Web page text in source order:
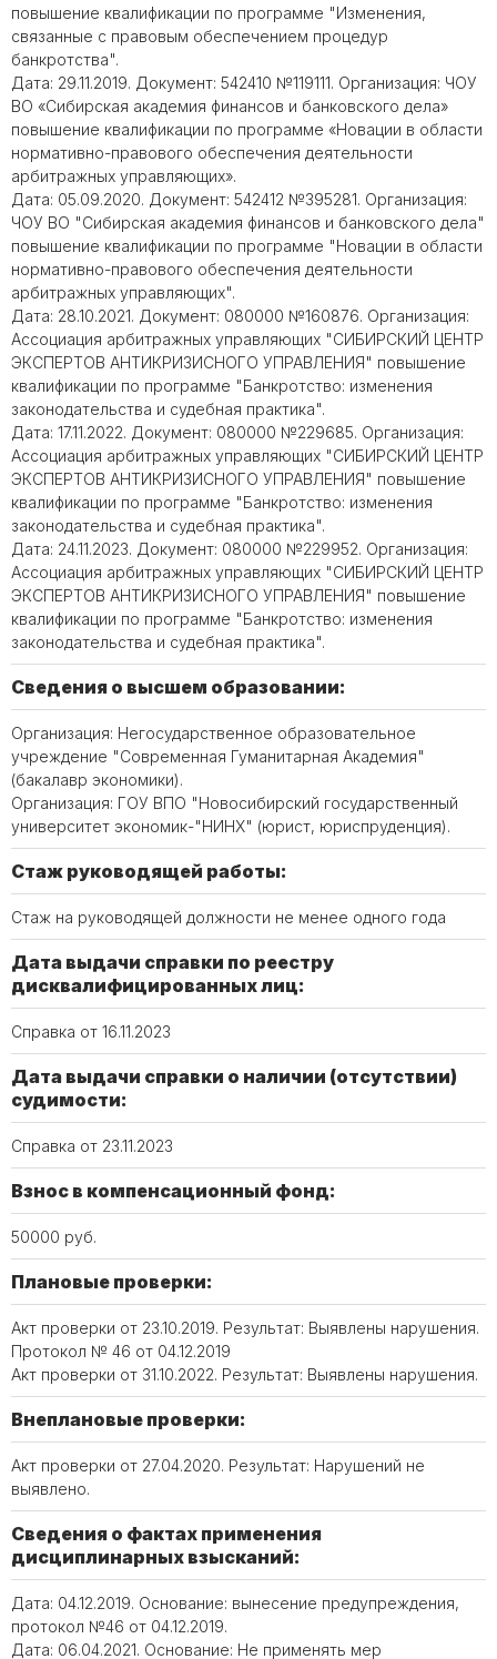
повышение квалификации по программе "Изменения,
связанные с правовым обеспечением процедур
банкротства".
Дата: 29.11.2019. Документ: 542410 №119111. Организация: ЧОУ
ВО «Сибирская академия финансов и банковского дела»
повышение квалификации по программе «Новации в области
нормативно-правового обеспечения деятельности
арбитражных управляющих».
Дата: 05.09.2020. Документ: 542412 №395281. Организация:
ЧОУ ВО "Сибирская академия финансов и банковского дела"
повышение квалификации по программе "Новации в области
нормативно-правового обеспечения деятельности
арбитражных управляющих".
Дата: 28.10.2021. Документ: 080000 №160876. Организация:
Ассоциация арбитражных управляющих "СИБИРСКИЙ ЦЕНТР
ЭКСПЕРТОВ АНТИКРИЗИСНОГО УПРАВЛЕНИЯ" повышение
квалификации по программе "Банкротство: изменения
законодательства и судебная практика".
Дата: 17.11.2022. Документ: 080000 №229685. Организация:
Ассоциация арбитражных управляющих "СИБИРСКИЙ ЦЕНТР
ЭКСПЕРТОВ АНТИКРИЗИСНОГО УПРАВЛЕНИЯ" повышение
квалификации по программе "Банкротство: изменения
законодательства и судебная практика".
Дата: 24.11.2023. Документ: 080000 №229952. Организация:
Ассоциация арбитражных управляющих "СИБИРСКИЙ ЦЕНТР
ЭКСПЕРТОВ АНТИКРИЗИСНОГО УПРАВЛЕНИЯ" повышение
квалификации по программе "Банкротство: изменения
законодательства и судебная практика".
Сведения о высшем образовании:
Организация: Негосударственное образовательное
учреждение "Современная Гуманитарная Академия"
(бакалавр экономики).
Организация: ГОУ ВПО "Новосибирский государственный
университет экономик-"НИНХ" (юрист, юриспруденция).
Стаж руководящей работы:
Стаж на руководящей должности не менее одного года
Дата выдачи справки по реестру
дисквалифицированных лиц:
Справка от 16.11.2023
Дата выдачи справки о наличии (отсутствии)
судимости:
Справка от 23.11.2023
Взнос в компенсационный фонд:
50000 руб.
Плановые проверки:
Акт проверки от 23.10.2019. Результат: Выявлены нарушения.
Протокол № 46 от 04.12.2019
Акт проверки от 31.10.2022. Результат: Выявлены нарушения.
Внеплановые проверки:
Акт проверки от 27.04.2020. Результат: Нарушений не
выявлено.
Сведения о фактах применения
дисциплинарных взысканий:
Дата: 04.12.2019. Основание: вынесение предупреждения,
протокол №46 от 04.12.2019.
Дата: 06.04.2021. Основание: Не применять мер